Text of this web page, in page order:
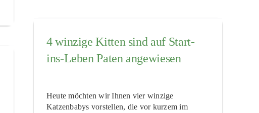
4 winzige Kitten sind auf Start-
ins-Leben Paten angewiesen
Heute möchten wir Ihnen vier winzige
Katzenbabys vorstellen, die vor kurzem im